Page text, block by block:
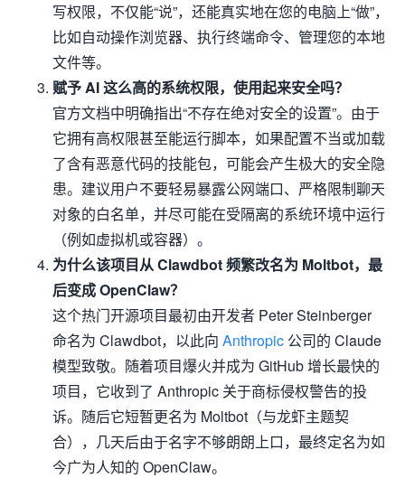
写权限，不仅能“说”，还能真实地在您的电脑上“做”，
比如自动操作浏览器、执行终端命令、管理您的本地
文件等。
赋予 AI 这么高的系统权限，使用起来安全吗？
官方文档中明确指出“不存在绝对安全的设置”。由于
它拥有高权限甚至能运行脚本，如果配置不当或加载
了含有恶意代码的技能包，可能会产生极大的安全隐
患。建议用户不要轻易暴露公网端口、严格限制聊天
对象的白名单，并尽可能在受隔离的系统环境中运行
（例如虚拟机或容器）。
为什么该项目从 Clawdbot 频繁改名为 Moltbot，最
后变成 OpenClaw？
这个热门开源项目最初由开发者 Peter Steinberger
命名为 Clawdbot，以此向 Anthropic 公司的 Claude
模型致敬。随着项目爆火并成为 GitHub 增长最快的
项目，它收到了 Anthropic 关于商标侵权警告的投
诉。随后它短暂更名为 Moltbot（与龙虾主题契
合），几天后由于名字不够朗朗上口，最终定名为如
今广为人知的 OpenClaw。